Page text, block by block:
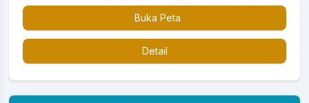
Buka Peta
Detail